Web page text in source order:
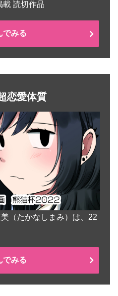
載 読切作品
でみる
恋愛体質
（たかなしまみ）は、22
でみる